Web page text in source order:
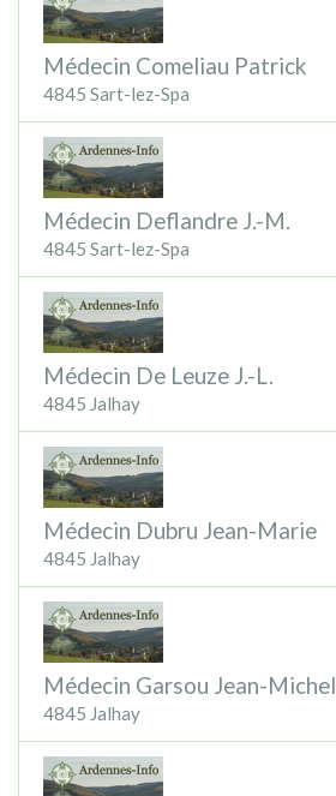
Médecin Comeliau Patrick
4845 Sart-lez-Spa
Médecin Deflandre J.-M.
4845 Sart-lez-Spa
Médecin De Leuze J.-L.
4845 Jalhay
Médecin Dubru Jean-Marie
4845 Jalhay
Médecin Garsou Jean-Michel
4845 Jalhay